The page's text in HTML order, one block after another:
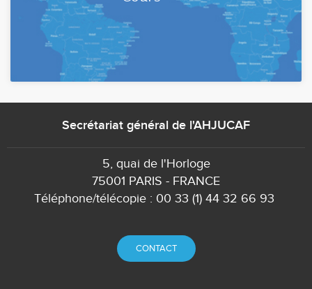
Secrétariat général de l'AHJUCAF
5, quai de l'Horloge
75001 PARIS - FRANCE
Téléphone/télécopie : 00 33 (1) 44 32 66 93
CONTACT